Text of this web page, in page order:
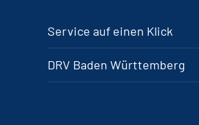
Service auf einen Klick
DRV Baden Württemberg